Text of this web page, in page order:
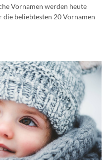
Vornamen werden heute
beliebtesten 20 Vornamen